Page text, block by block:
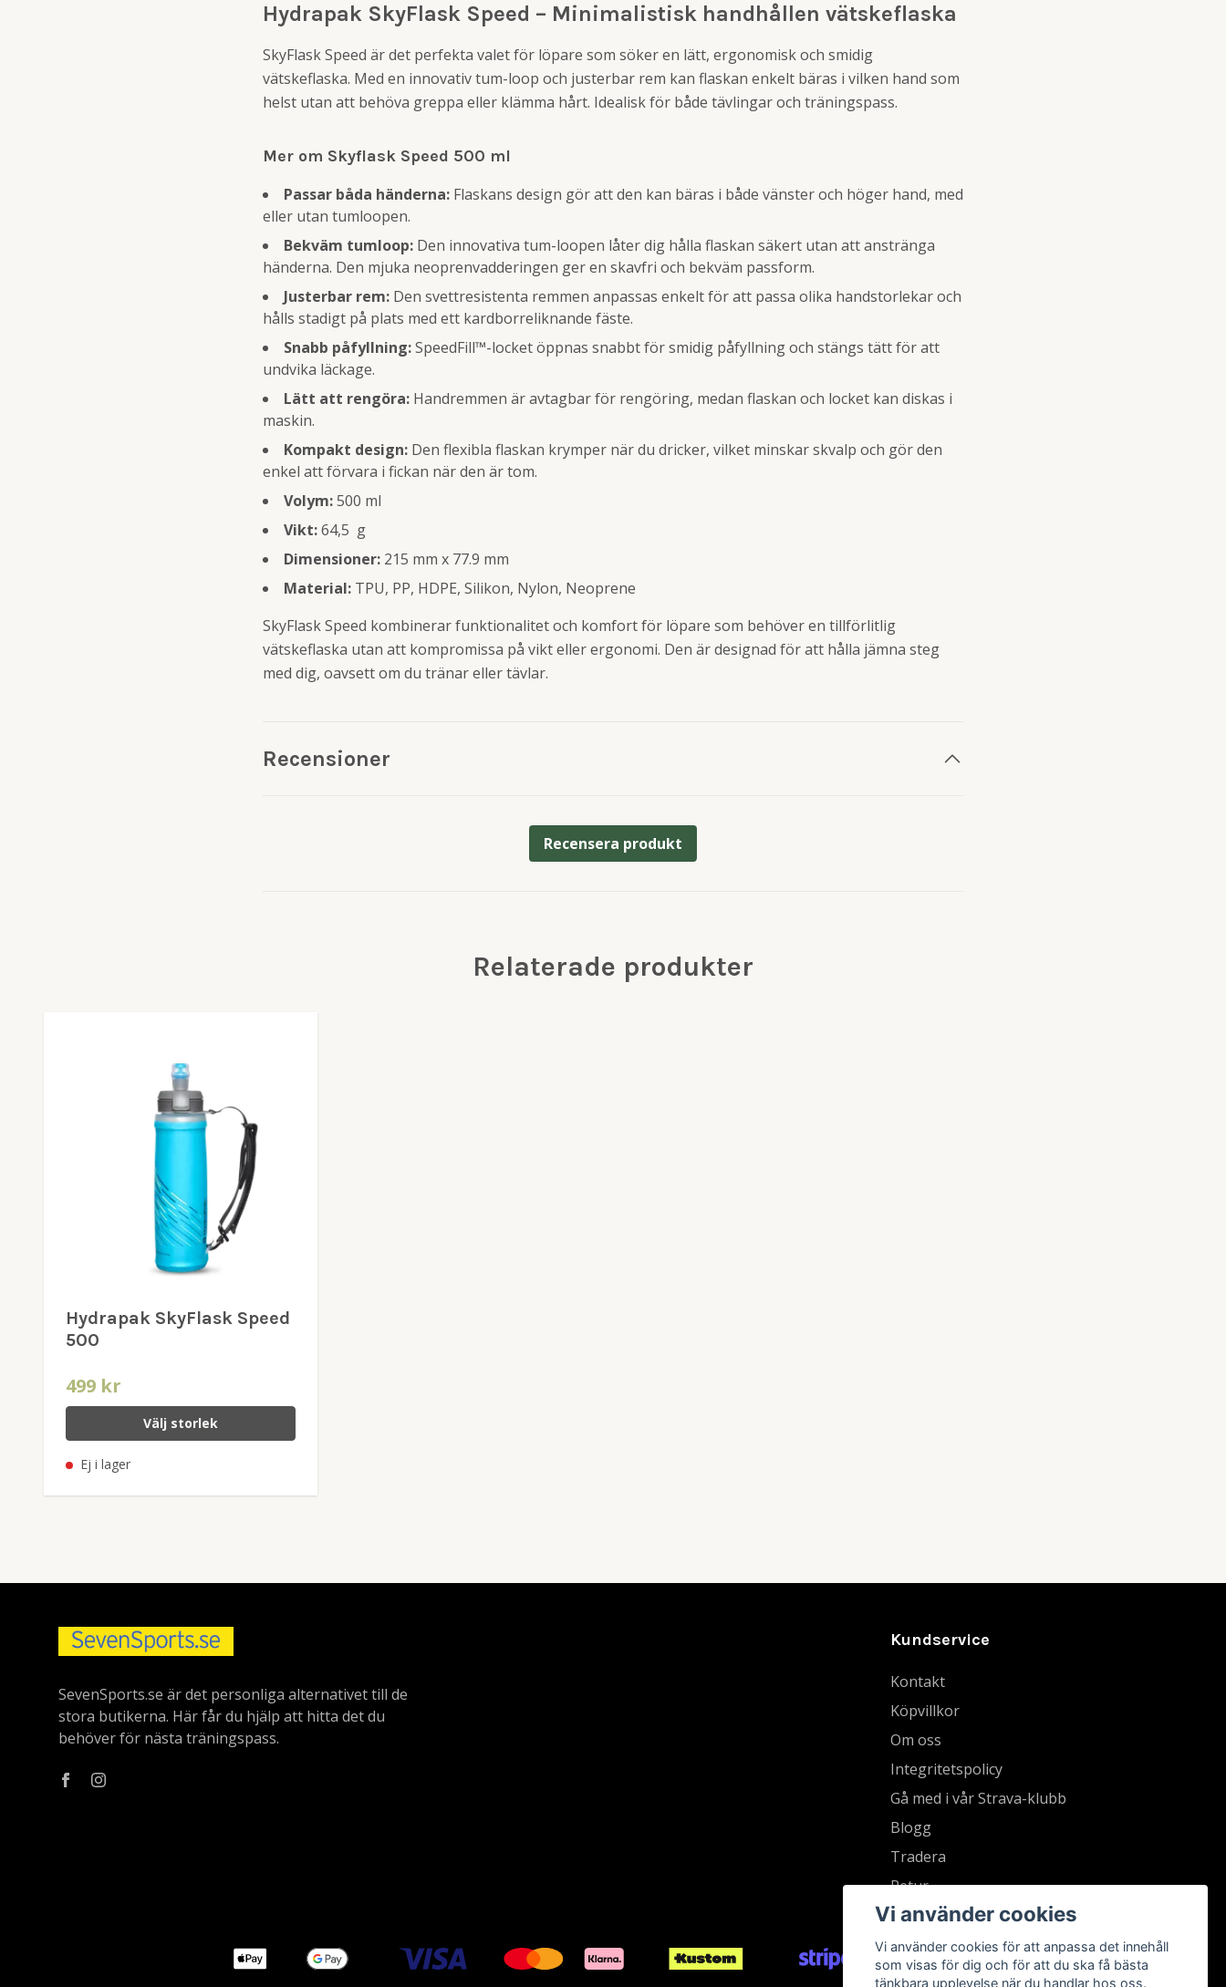
Hydrapak SkyFlask Speed – Minimalistisk handhållen vätskeflaska
SkyFlask Speed är det perfekta valet för löpare som söker en lätt, ergonomisk och smidig
vätskeflaska. Med en innovativ tum-loop och justerbar rem kan flaskan enkelt bäras i vilken hand som
helst utan att behöva greppa eller klämma hårt. Idealisk för både tävlingar och träningspass.
Mer om Skyflask Speed 500 ml
Passar båda händerna: Flaskans design gör att den kan bäras i både vänster och höger hand, med
eller utan tumloopen.
Bekväm tumloop: Den innovativa tum-loopen låter dig hålla flaskan säkert utan att anstränga
händerna. Den mjuka neoprenvadderingen ger en skavfri och bekväm passform.
Justerbar rem: Den svettresistenta remmen anpassas enkelt för att passa olika handstorlekar och
hålls stadigt på plats med ett kardborreliknande fäste.
Snabb påfyllning:SpeedFill™-locket öppnas snabbt för smidig påfyllning och stängs tätt för att
undvika läckage.
Lätt att rengöra: Handremmen är avtagbar för rengöring, medan flaskan och locket kan diskas i
maskin.
Kompakt design: Den flexibla flaskan krymper när du dricker, vilket minskar skvalp och gör den
enkel att förvara i fickan när den är tom.
Volym:500 ml
Vikt:64,5 g
Dimensioner: 215 mm x 77.9 mm
Material: TPU, PP, HDPE, Silikon, Nylon, Neoprene
SkyFlask Speed kombinerar funktionalitet och komfort för löpare som behöver en tillförlitlig
vätskeflaska utan att kompromissa på vikt eller ergonomi. Den är designad för att hålla jämna steg
med dig, oavsett om du tränar eller tävlar.
Recensioner
Recensera produkt
Relaterade produkter
Hydrapak SkyFlask Speed
500
499 kr
Välj storlek
Ej i lager
SevenSports.se är det personliga alternativet till de
stora butikerna. Här får du hjälp att hitta det du
behöver för nästa träningspass.
Kundservice
Kontakt
Köpvillkor
Om oss
Integritetspolicy
Gå med i vår Strava-klubb
Blogg
Tradera
Retur
Vi använder cookies
Vi använder cookies för att anpassa det innehåll
som visas för dig och för att du ska få bästa
tänkbara upplevelse när du handlar hos oss.